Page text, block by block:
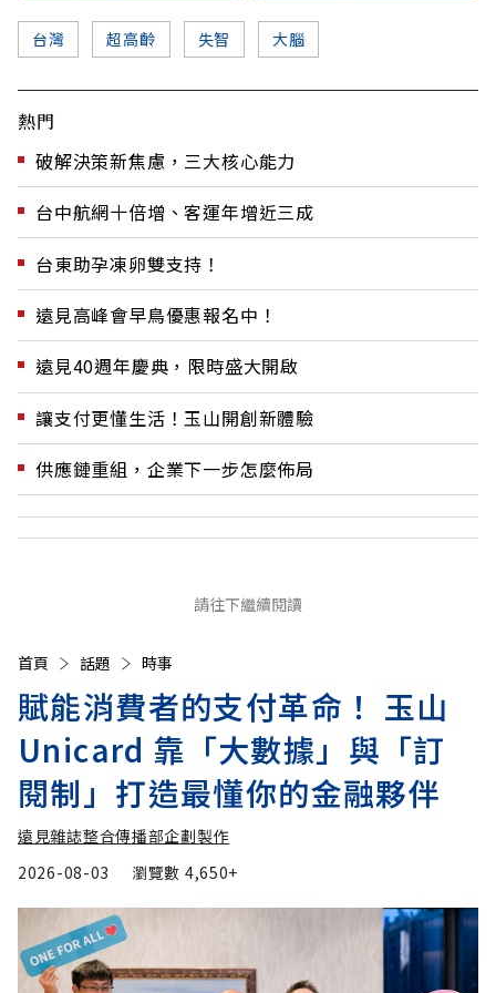
台灣 超高齡 失智 大腦
熱門
破解決策新焦慮，三大核心能力
台中航網十倍增、客運年增近三成
台東助孕凍卵雙支持！
遠見高峰會早鳥優惠報名中！
遠見40週年慶典，限時盛大開啟
讓支付更懂生活！玉山開創新體驗
供應鏈重組，企業下一步怎麼佈局
請往下繼續閱讀
首頁 話題 時事
賦能消費者的支付革命！ 玉山
Unicard 靠「大數據」與「訂
閱制」打造最懂你的金融夥伴
遠見雜誌整合傳播部企劃製作
2026-08-03
瀏覽數 4,650+